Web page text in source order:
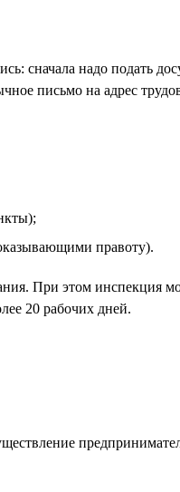
сначала надо подать
письмо на адрес
правоту).
При этом инспекция
20 рабочих дней.